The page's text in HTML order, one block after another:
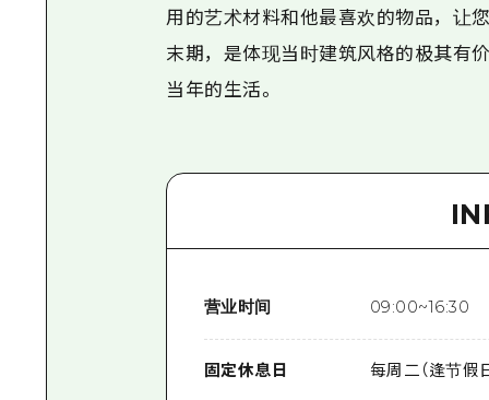
用的艺术材料和他最喜欢的物品，让
末期，是体现当时建筑风格的极其有
当年的生活。
营业时间 09:00~16:30
固定休息日 每周二（逢节假